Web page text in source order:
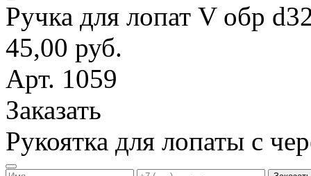
Ручка для лопат V обр
45,00 руб.
Арт. 1059
Заказать
Рукоятка для лопаты с